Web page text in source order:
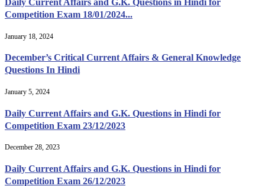
Daily Current Affairs and G.K. Questions in Hindi for
Competition Exam 18/01/2024...
January 18, 2024
December’s Critical Current Affairs & General Knowledge
Questions In Hindi
January 5, 2024
Daily Current Affairs and G.K. Questions in Hindi for
Competition Exam 23/12/2023
December 28, 2023
Daily Current Affairs and G.K. Questions in Hindi for
Competition Exam 26/12/2023